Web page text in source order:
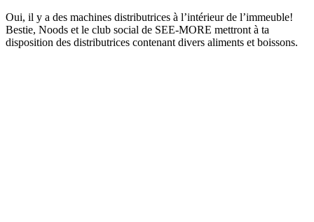
Oui, il y a des machines distributrices à l’intérieur de l’immeuble!
Bestie, Noods et le club social de SEE-MORE mettront à ta
disposition des distributrices contenant divers aliments et boissons.